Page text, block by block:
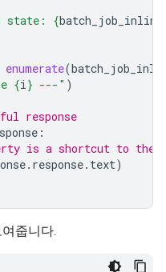
state: {batch_job_inline
enumerate(
{i} ---" )
response
:
is a shortcut to the
. response. text)
줍니다.